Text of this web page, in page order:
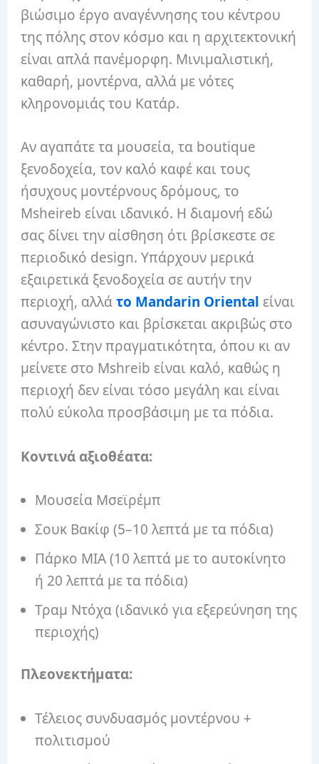
βιώσιμο έργο αναγέννησης του κέντρου
της πόλης στον κόσμο και η αρχιτεκτονική
είναι απλά πανέμορφη. Μινιμαλιστική,
καθαρή, μοντέρνα, αλλά με νότες
κληρονομιάς του Κατάρ.
Αν αγαπάτε τα μουσεία, τα boutique
ξενοδοχεία, τον καλό καφέ και τους
ήσυχους μοντέρνους δρόμους, το
Msheireb είναι ιδανικό. Η διαμονή εδώ
σας δίνει την αίσθηση ότι βρίσκεστε σε
περιοδικό design. Υπάρχουν μερικά
εξαιρετικά ξενοδοχεία σε αυτήν την
περιοχή, αλλάτο Mandarin Oriental είναι
ασυναγώνιστο και βρίσκεται ακριβώς στο
κέντρο. Στην πραγματικότητα, όπου κι αν
μείνετε στο Mshreib είναι καλό, καθώς η
περιοχή δεν είναι τόσο μεγάλη και είναι
πολύ εύκολα προσβάσιμη με τα πόδια.
Κοντινά αξιοθέατα:
Μουσεία Μσεϊρέμπ
Σουκ Βακίφ (5–10 λεπτά με τα πόδια)
Πάρκο MIA (10 λεπτά με το αυτοκίνητο
ή 20 λεπτά με τα πόδια)
Τραμ Ντόχα (ιδανικό για εξερεύνηση της
περιοχής)
Πλεονεκτήματα:
Τέλειος συνδυασμός μοντέρνου +
πολιτισμού